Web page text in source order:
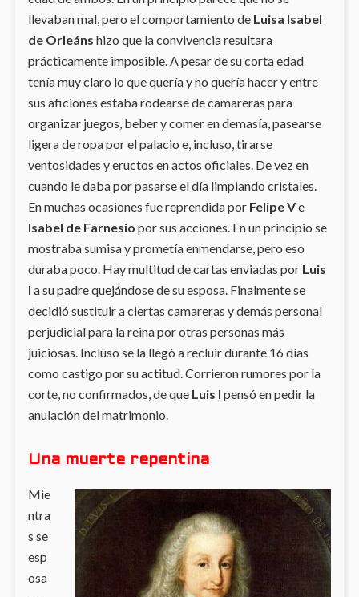
llevaban mal, pero el comportamiento deLuisa Isabel
de Orleáns hizo que la convivencia resultara
prácticamente imposible. A pesar de su corta edad
tenía muy claro lo que quería y no quería hacer y entre
sus aficiones estaba rodearse de camareras para
organizar juegos, beber y comer en demasía, pasearse
ligera de ropa por el palacio e, incluso, tirarse
ventosidades y eructos en actos oficiales. De vez en
cuando le daba por pasarse el día limpiando cristales.
En muchas ocasiones fue reprendida por Felipe Ve
Isabel de Farnesio por sus acciones. En un principio se
mostraba sumisa y prometía enmendarse, pero eso
duraba poco. Hay multitud de cartas enviadas porLuis
I a su padre quejándose de su esposa. Finalmente se
decidió sustituir a ciertas camareras y demás personal
perjudicial para la reina por otras personas más
juiciosas. Incluso se la llegó a recluir durante 16 días
como castigo por su actitud. Corrieron rumores por la
corte, no confirmados, de que Luis I pensó en pedir la
anulación del matrimonio.
Una muerte repentina
Mie
ntra
s se
esp
osa